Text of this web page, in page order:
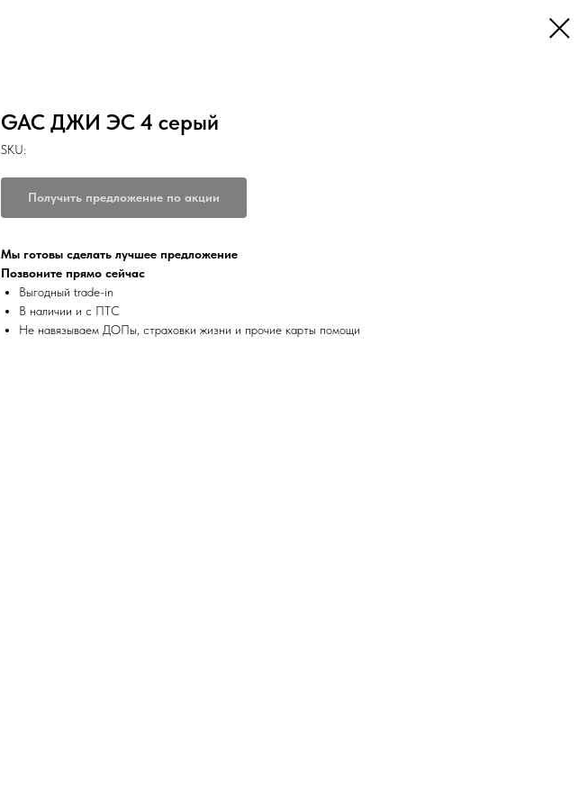
GAC ДЖИ ЭС 4 серый
SKU:
Получить предложение по акции
Мы готовы сделать лучшее предложение
Позвоните прямо сейчас
Выгодный trade-in
В наличии и с ПТС
Не навязываем ДОПы, страховки жизни и прочие карты помощи